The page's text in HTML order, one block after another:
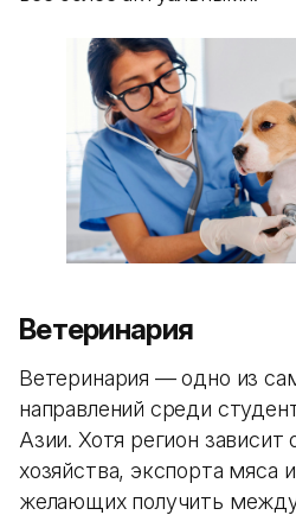
Ветеринария
Ветеринария — одно из
направлений среди
Азии. Хотя регион зависит
хозяйства, экспорта мяса
желающих получить